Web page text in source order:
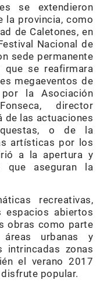
se extendieron
la provincia, como
de Caletones, en
Nacional de
sede permanente
que se reafirmara
megaeventos de
la Asociación
director
de las actuaciones
o de la
artísticas por los
a la apertura y
que aseguran la
recreativas,
espacios abiertos
obras como parte
urbanas y
intrincadas zonas
el verano 2017
popular.